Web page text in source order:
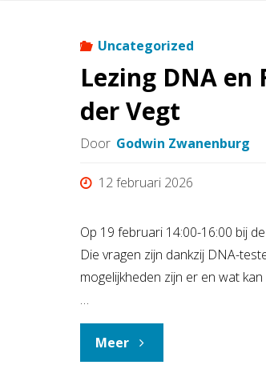
Uncategorized
Lezing DNA
der Vegt
Door Godwin Zwanenburg
12 februari 2026
Op 19 februari 14:00-16:00 bij
Die vragen zijn dankzij DNA-
mogelijkheden zijn er en wat
…
Meer"Lezing